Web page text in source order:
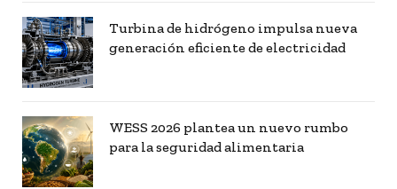
Turbina de hidrógeno impulsa nueva
generación eficiente de electricidad
WESS 2026 plantea un nuevo rumbo
para la seguridad alimentaria